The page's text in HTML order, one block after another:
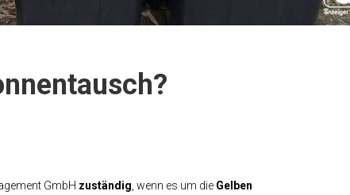
GmbH zuständig , wenn es um die Gelben